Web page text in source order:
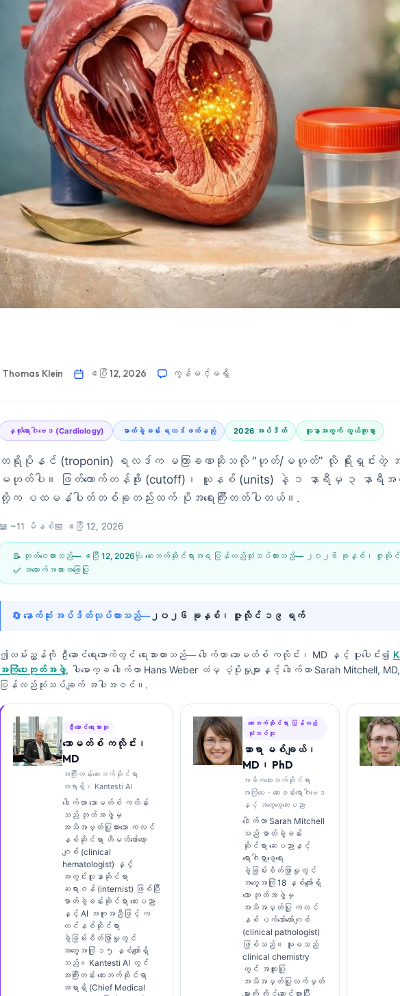
Thomas Klein ဧပြီ 12, 2026 ကွန်မင့်မရှိ
နှလုံးရောဂါဗေဒ (Cardiology) ဓာတ်ခွဲခန်း ရလဒ်ဖတ်နည်း 2026 အပ်ဒိတ် လူနာအတွက် လွယ်ကူစွာ
တရိုပိုနင် (troponin) ရလဒ်က မကြာခဏဆိုသလို “ဟုတ်/မဟုတ်” လို ရိုးရှင်းတဲ့ အ
မဟုတ်ပါ။ ဖြတ်တောက်တန်ဖိုး (cutoff)၊ ယူနစ် (units) နဲ့ ၁ နာရီမှ ၃ နာရီအ
တို့က ပထမနံပါတ်တစ်ခုတည်းထက် ပိုအရေးကြီးတတ်ပါတယ်။.
~11 မိနစ်📅 ဧပြီ 12, 2026
📝 ထုတ်ဝေထားသည်— ဧပြီ 12, 2026🩺 ဆေးဘက်ဆိုင်ရာအရ ပြန်လည်သုံးသပ်ထားသည်—
၂၀၂၆ ခုနှစ်၊ ဇူလို
✅ အထောက်အထားအခြေပြု
🔄 နောက်ဆုံး အပ်ဒိတ်လုပ်ထားသည်— ၂၀၂၆ ခုနှစ်၊ ဇူလိုင် ၁၉ ရက်
ဤလမ်းညွှန်ကို ဦးဆောင်ရေးအောက်တွင် ရေးသားထားသည်— ဒေါက်တာ သောမတ်စ် ကလိုင်း၊ MD နှင့် ပူးပေါင်း၍
အကြံပေးဘုတ်အဖွဲ့, ပါမောက္ခ ဒေါက်တာ Hans Weber ထံမှ ပံ့ပိုးမှုများနှင့် ဒေါက်တာ Sarah Mitchell,
ပြန်လည်သုံးသပ်ချက် အပါအဝင်။.
ဦးဆောင်ရေးသားသူ
သောမတ်စ် ကလိုင်း၊
MD
အကြီးတန်းဆေးဘက်ဆိုင်ရာ
အရာရှိ၊ Kantesti AI
ဒေါက်တာ သောမတ်စ် ကလိန်း
သည် ဘုတ်အဖွဲ့မှ
အသိအမှတ်ပြုထားသော ကလင်
နစ်ဆိုင်ရာ ဟီမတ်တော်လော့
ဂျစ် (clinical
hematologist) နှင့်
အတွင်းလူနာဆိုင်ရာ
ဆရာဝန် (internist) ဖြစ်ပြီး
ဓာတ်ခွဲခန်းဆိုင်ရာ ဆေးပညာ
နှင့် AI အကူအညီဖြင့် က
လင်နစ်ဆိုင်ရာ
ခွဲခြမ်းစိတ်ဖြာမှုတွင်
အတွေ့အကြုံ ၁၅ နှစ်ကျော်ရှိ
သည်။ Kantesti AI တွင်
အကြီးတန်း ဆေးဘက်ဆိုင်ရာ
အရာရှိ (Chief Medical
ဆေးဘက်ဆိုင်ရာ ပြန်လည်
သုံးသပ်သူ
ဆာရာ မစ်ချယ်၊
MD၊ PhD
အဓိကဆေးဘက်ဆိုင်ရာ
အကြံပေး - ဆေးခန်းရောဂါဗေဒ
နှင့် အထွေထွေဆေးပညာ
ဒေါက်တာ Sarah Mitchell
သည် ဓာတ်ခွဲခန်း
ဆိုင်ရာ ဆေးပညာနှင့်
ရောဂါရှာဖွေရေး
ခွဲခြမ်းစိတ်ဖြာမှုတွင်
အတွေ့အကြုံ 18 နှစ်ကျော်ရှိ
သော ဘုတ်အဖွဲ့မှ
အသိအမှတ်ပြု ကလင်
နစ် ပက်သော်လော်ဂျစ်
(clinical pathologist)
ဖြစ်သည်။ သူမသည်
clinical chemistry
တွင် အထူးပြု
အသိအမှတ်ပြုလက်မှတ်
များကို ကိုင်ဆောင်ထားပြီး